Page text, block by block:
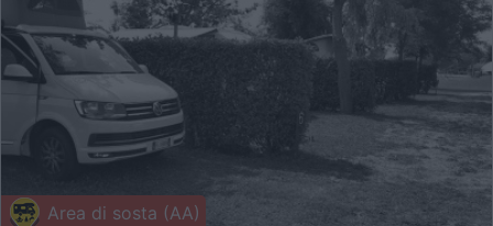
Area di sosta (AA)